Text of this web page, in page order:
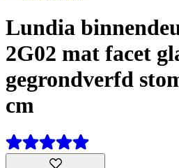
Lundia
2G02 mat facet
gegrondverfd
cm